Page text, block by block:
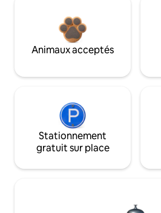
Animaux acceptés
Stationnement
gratuit sur place